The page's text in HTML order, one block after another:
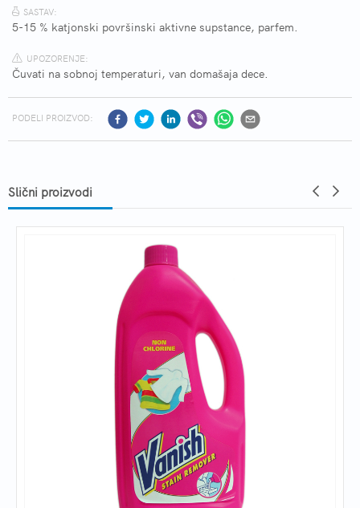
SASTAV:
5-15 % katjonski površinski aktivne supstance, parfem.
UPOZORENJE:
Čuvati na sobnoj temperaturi, van domašaja dece.
PODELI PROIZVOD:
Slični proizvodi